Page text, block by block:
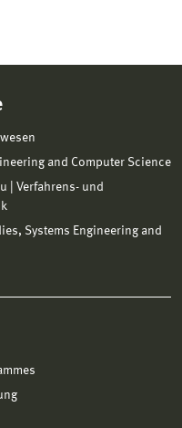
and Computer Science
| Verfahrens- und
Systems Engineering and